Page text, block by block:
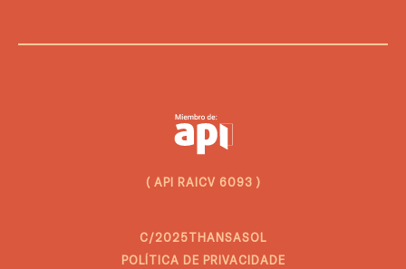
( API RAICV 6093 )
C/2025THANSASOL
POLÍTICA DE PRIVACIDADE